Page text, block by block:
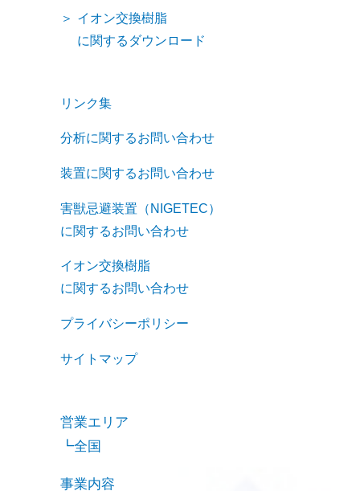
イオン交換樹脂
に関するダウンロード
リンク集
分析に関するお問い合わせ
装置に関するお問い合わせ
害獣忌避装置（NIGETEC）
に関するお問い合わせ
イオン交換樹脂
に関するお問い合わせ
プライバシーポリシー
サイトマップ
営業エリア
全国
事業内容